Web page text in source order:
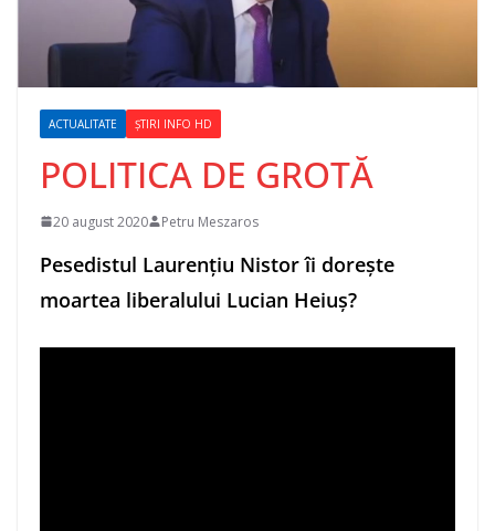
ACTUALITATE ȘTIRI INFO HD
POLITICA DE GROTĂ
20 august 2020 Petru Meszaros
Pesedistul Laurențiu Nistor îi dorește
moartea liberalului Lucian Heiuș?